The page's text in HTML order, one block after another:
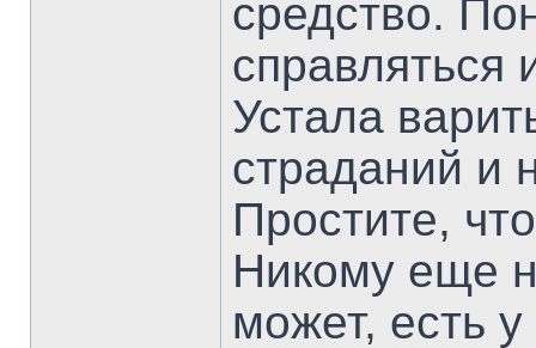
средство.
справляться
Устала
страданий и
Простите,
Никому еще
может, есть